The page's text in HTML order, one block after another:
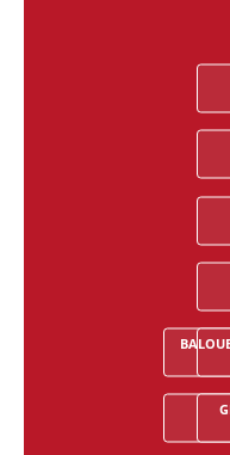
Chart with